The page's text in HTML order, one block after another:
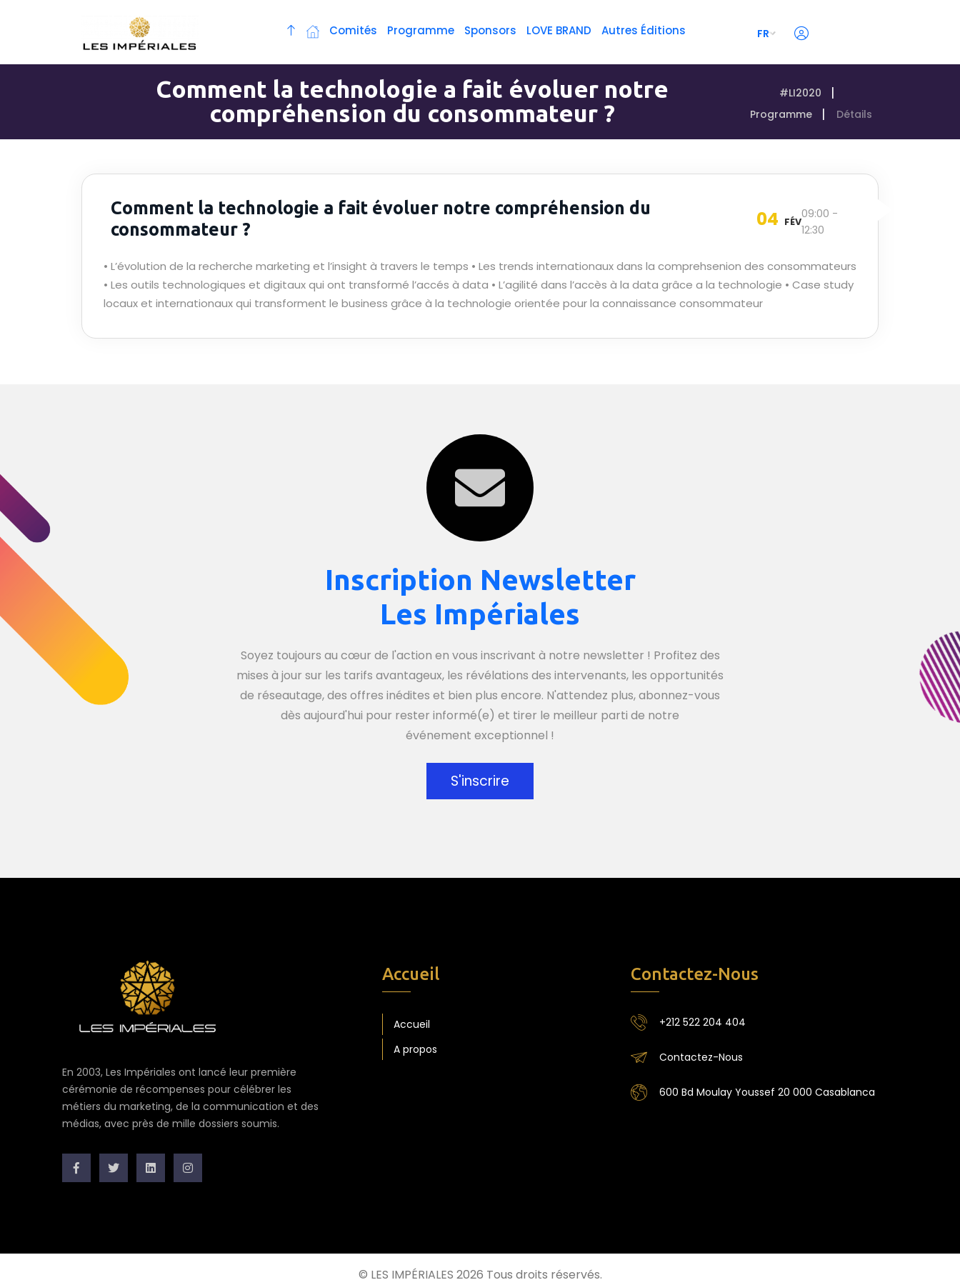
Comités Programme Sponsors LOVE BRAND Autres Éditions FR
Comment la technologie a fait évoluer notre
compréhension du consommateur ?
#LI2020
Programme
Détails
Comment la technologie a fait évoluer notre compréhension du
consommateur ?
04 FÉV
09:00 -
12:30
• L’évolution de la recherche marketing et l’insight à travers le temps • Les trends internationaux dans la comprehsenion des consommateurs
• Les outils technologiques et digitaux qui ont transformé l’accés à data • L’agilité dans l’accès à la data grâce a la technologie • Case study
locaux et internationaux qui transforment le business grâce à la technologie orientée pour la connaissance consommateur
Inscription Newsletter
Les Impériales
Soyez toujours au cœur de l'action en vous inscrivant à notre newsletter ! Profitez des
mises à jour sur les tarifs avantageux, les révélations des intervenants, les opportunités
de réseautage, des offres inédites et bien plus encore. N'attendez plus, abonnez-vous
dès aujourd'hui pour rester informé(e) et tirer le meilleur parti de notre
événement exceptionnel !
S'inscrire
En 2003, Les Impériales ont lancé leur première
cérémonie de récompenses pour célébrer les
métiers du marketing, de la communication et des
médias, avec près de mille dossiers soumis.
Accueil
Accueil
A propos
Contactez-Nous
+212 522 204 404
Contactez-Nous
600 Bd Moulay Youssef 20 000 Casablanca
© LES IMPÉRIALES 2026 Tous droits réservés.